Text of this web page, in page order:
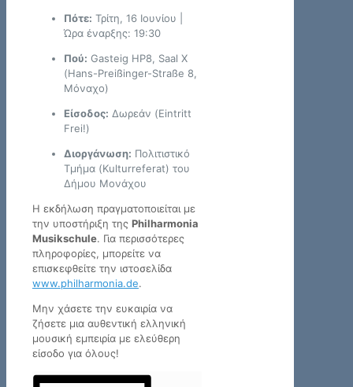
Πότε: Τρίτη, 16 Ιουνίου |
Ώρα έναρξης: 19:30
Πού: Gasteig HP8, Saal X
(Hans-Preißinger-Straße 8,
Μόναχο)
Είσοδος: Δωρεάν (Eintritt
Frei!)
Διοργάνωση: Πολιτιστικό
Τμήμα (Kulturreferat) του
Δήμου Μονάχου
Η εκδήλωση πραγματοποιείται με
την υποστήριξη της Philharmonia
Musikschule. Για περισσότερες
πληροφορίες, μπορείτε να
επισκεφθείτε την ιστοσελίδα
www.philharmonia.de.
Μην χάσετε την ευκαιρία να
ζήσετε μια αυθεντική ελληνική
μουσική εμπειρία με ελεύθερη
είσοδο για όλους!